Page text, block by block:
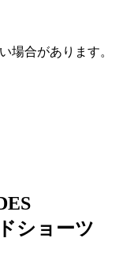
場合があります。
ショーツ